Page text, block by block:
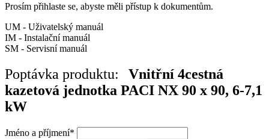
Prosím přihlaste se, abyste měli přístup k dokumentům.
UM - Uživatelský manuál
IM - Instalační manuál
SM - Servisní manuál
Poptávka produktu:
Vnitřní 4cestná
kazetová jednotka PACI NX 90 x 90, 6-7,1
kW
Jméno a příjmení*